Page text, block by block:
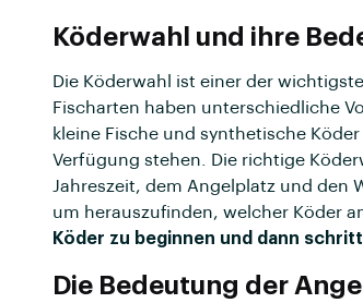
Köderwahl und ihre
Die Köderwahl ist einer der
Fischarten haben unterschiedliche
kleine Fische und synthetische
Verfügung stehen. Die richtige
Jahreszeit, dem Angelplatz und den
um herauszufinden, welcher Köder
Köder zu beginnen und dann
Die Bedeutung der